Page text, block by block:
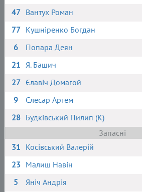
47 Вантух Роман
77 Кушніренко Богдан
6
Попара Деян
21 Я. Башич
27 Єлавіч Домагой
9
Слесар Артем
28 Будківський Пилип (К)
Запасні
31 Косівський Валерій
23 Малиш Навін
5
Яніч Андрія